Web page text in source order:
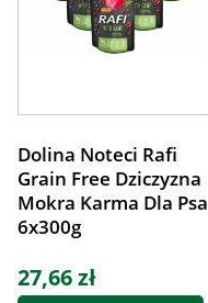
Dolina Noteci Rafi
Grain Free Dziczyzna
Mokra Karma Dla Psa
6x300g
27,66 zł